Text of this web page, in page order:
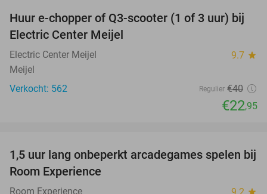
43%
Huur e-chopper of Q3-scooter (1 of 3 uur) bij
Electric Center Meijel
Electric Center Meijel 9.7 star
Meijel
Verkocht: 562
Regulier €40
€22,95
46%
1,5 uur lang onbeperkt arcadegames spelen bij
Room Experience
Room Experience star